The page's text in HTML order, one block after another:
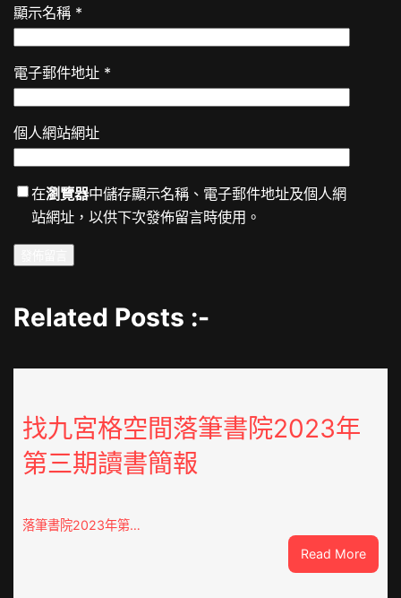
顯示名稱 *
電子郵件地址 *
個人網站網址
在瀏覽器中儲存顯示名稱、電子郵件地址及個人網
站網址，以供下次發佈留言時使用。
Related Posts :-
找九宮格空間落筆書院2023年
第三期讀書簡報
落筆書院2023年第…
Read More:
找